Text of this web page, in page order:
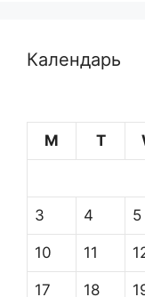
Календарь
M
T
3 4 5
10 11
17 18